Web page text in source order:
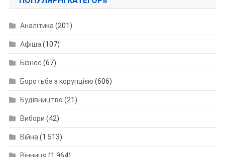
Аналітика (201)
Афіша (107)
Бізнес (67)
Боротьба з корупцією (606)
Будівництво (21)
Вибори (42)
Війна (1 513)
Вінниця (1 964)